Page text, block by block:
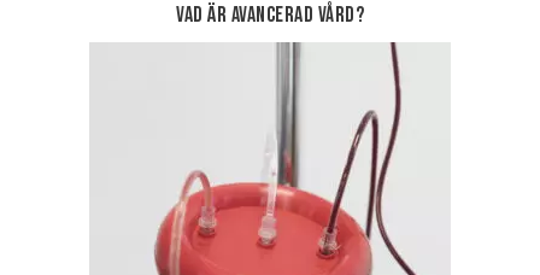
Vad är Avancerad vård?